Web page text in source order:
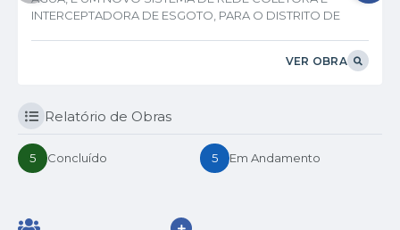
INTERCEPTADORA DE ESGOTO, PARA O DISTRITO DE
VER OBRA
Relatório de Obras
5 Concluído 5 Em Andamento